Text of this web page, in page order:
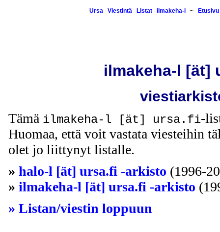
Ursa Viestintä Listat ilmakeha-l ~ Etusivu
ilmakeha-l [ät]
Tämä ilmakeha-l [ät] ursa.fi-
Huomaa, että voit vastata viesteihin
olet jo liittynyt listalle.
» halo-l [ät] ursa.fi -arkisto (1996-
» ilmakeha-l [ät] ursa.fi -arkisto
» Listan/viestin loppuun